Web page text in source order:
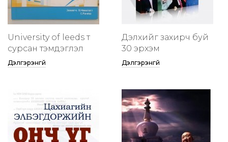
University of leeds т
сурсан тэмдэглэл
Дэлгэрэнгүй
Дэлхийг захирч буй
30 эрхэм
Дэлгэрэнгүй